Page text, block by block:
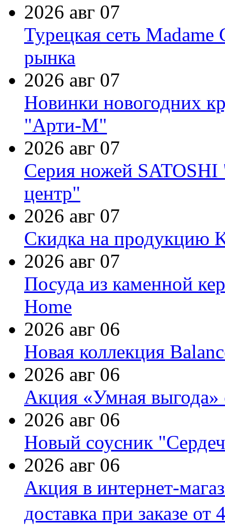
2026 авг 07
Турецкая сеть Madame
рынка
2026 авг 07
Новинки новогодних
"Арти-М"
2026 авг 07
Серия ножей
центр"
2026 авг 07
Скидка на продукцию
2026 авг 07
Посуда из каменной
Home
2026 авг 06
Новая коллекция
2026 авг 06
Акция «Умная выгода»
2026 авг 06
Новый соусник
2026 авг 06
Акция в интернет-
доставка при заказе от